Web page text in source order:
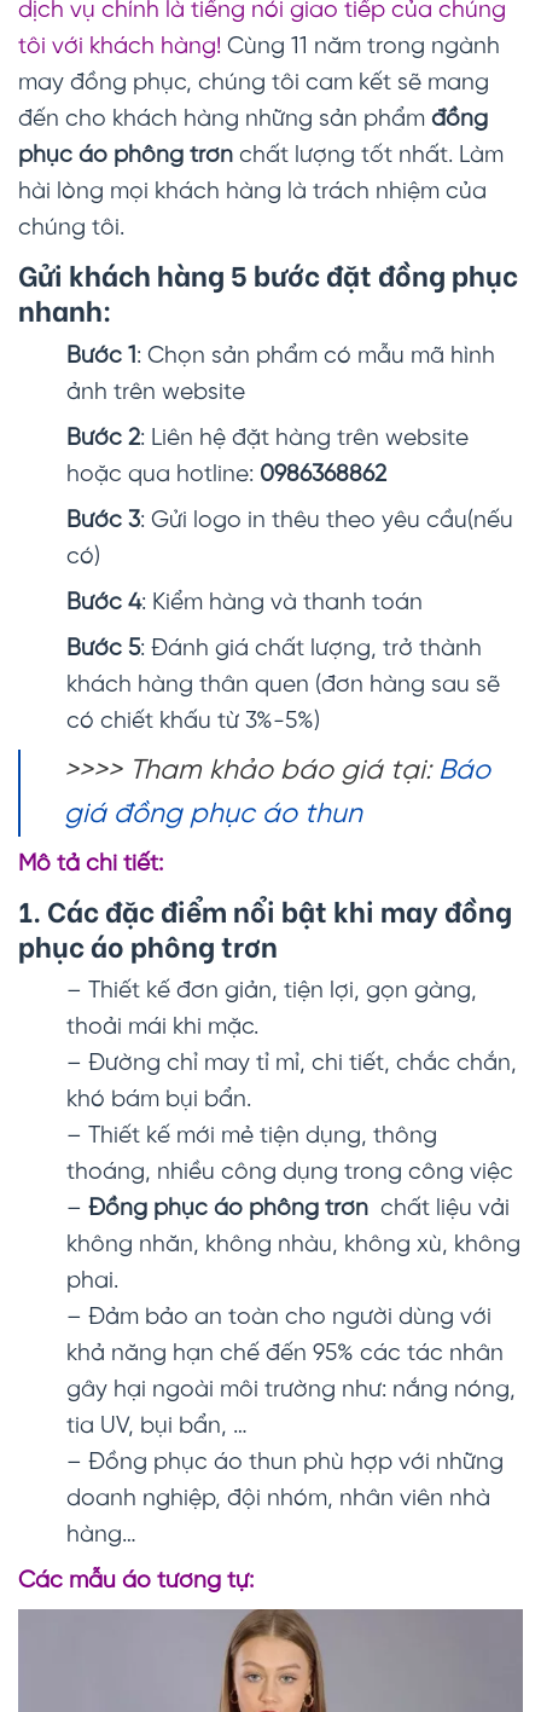
dịch vụ chính là tiếng nói giao tiếp của chúng
tôi với khách hàng! Cùng 11 năm trong ngành
may đồng phục, chúng tôi cam kết sẽ mang
đến cho khách hàng những sản phẩm đồng
phục áo phông trơn chất lượng tốt nhất. Làm
hài lòng mọi khách hàng là trách nhiệm của
chúng tôi.
Gửi khách hàng 5 bước đặt đồng phục
nhanh:
Bước 1 : Chọn sản phẩm có mẫu mã hình
ảnh trên website
Bước 2: Liên hệ đặt hàng trên website
hoặc qua hotline: 0986368862
Bước 3: Gửi logo in thêu theo yêu cầu(nếu
có)
Bước 4: Kiểm hàng và thanh toán
Bước 5: Đánh giá chất lượng, trở thành
khách hàng thân quen (đơn hàng sau sẽ
có chiết khấu từ 3%-5%)
>>>> Tham khảo báo giá tại: Báo
giá đồng phục áo thun
Mô tả chi tiết:
1. Các đặc điểm nổi bật khi may đồng
phục áo phông trơn
– Thiết kế đơn giản, tiện lợi, gọn gàng,
thoải mái khi mặc.
– Đường chỉ may tỉ mỉ, chi tiết, chắc chắn,
khó bám bụi bẩn.
– Thiết kế mới mẻ tiện dụng, thông
thoáng, nhiều công dụng trong công việc
– Đồng phục áo phông trơn chất liệu vải
không nhăn, không nhàu, không xù, không
phai.
– Đảm bảo an toàn cho người dùng với
khả năng hạn chế đến 95% các tác nhân
gây hại ngoài môi trường như: nắng nóng,
tia UV, bụi bẩn, …
– Đồng phục áo thun phù hợp với những
doanh nghiệp, đội nhóm, nhân viên nhà
hàng…
Các mẫu áo tương tự: